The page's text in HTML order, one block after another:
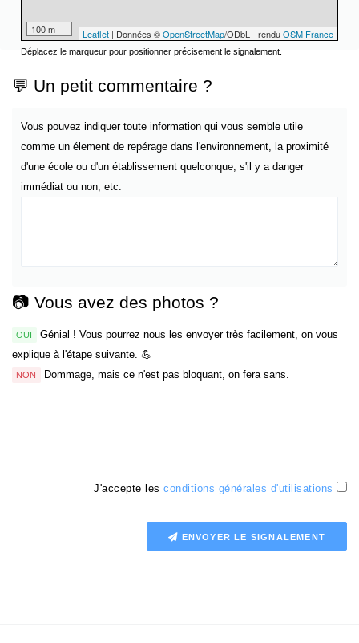
100 m Leaflet | Données ©OpenStreetMap/ODbL - renduOSM France
Déplacez le marqueur pour positionner précisement le signalement.
💬 Un petit commentaire ?
Vous pouvez indiquer toute information qui vous semble utile
comme un élement de repérage dans l'environnement, la proximité
d'une école ou d'un établissement quelconque, s'il y a danger
immédiat ou non, etc.
📷 Vous avez des photos ?
OUI
Génial ! Vous pourrez nous les envoyer très facilement, on vous
explique à l'étape suivante. 💪
NON Dommage, mais ce n'est pas bloquant, on fera sans.
J'accepte les conditions générales d'utilisations
ENVOYER LE SIGNALEMENT